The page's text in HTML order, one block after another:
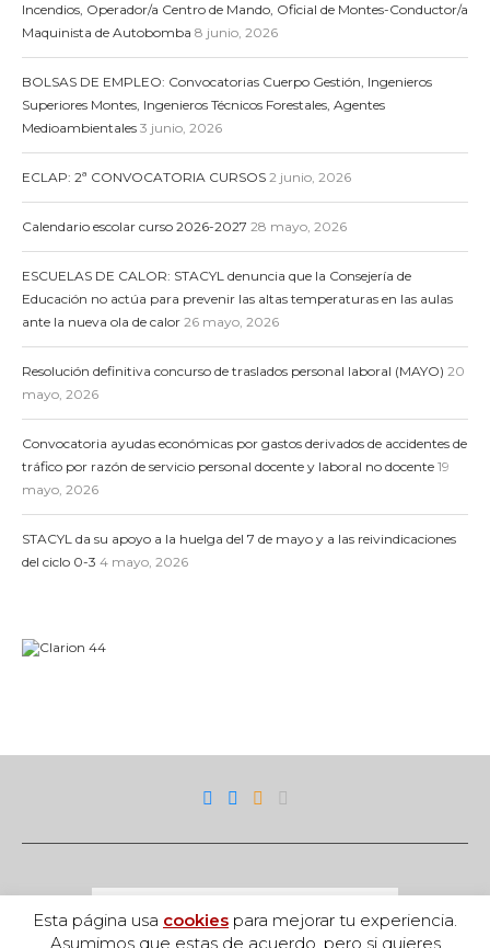
Incendios, Operador/a Centro de Mando, Oficial de Montes-Conductor/a
Maquinista de Autobomba 8 junio, 2026
BOLSAS DE EMPLEO: Convocatorias Cuerpo Gestión, Ingenieros
Superiores Montes, Ingenieros Técnicos Forestales, Agentes
Medioambientales 3 junio, 2026
ECLAP: 2ª CONVOCATORIA CURSOS 2 junio, 2026
Calendario escolar curso 2026-2027 28 mayo, 2026
ESCUELAS DE CALOR: STACYL denuncia que la Consejería de
Educación no actúa para prevenir las altas temperaturas en las aulas
ante la nueva ola de calor 26 mayo, 2026
Resolución definitiva concurso de traslados personal laboral (MAYO) 20
mayo, 2026
Convocatoria ayudas económicas por gastos derivados de accidentes de
tráfico por razón de servicio personal docente y laboral no docente 19
mayo, 2026
STACYL da su apoyo a la huelga del 7 de mayo y a las reivindicaciones
del ciclo 0-3 4 mayo, 2026
Esta página usa cookies para mejorar tu experiencia.
Asumimos que estas de acuerdo, pero si quieres